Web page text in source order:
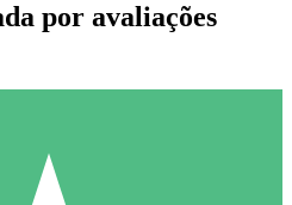
por avaliações